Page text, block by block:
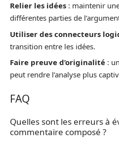
Relier les idées : maintenir
différentes parties de
Utiliser des connecteurs
transition entre les idées.
Faire preuve d’originalité :
peut rendre l’analyse plus
FAQ
Quelles sont les erreurs à
commentaire composé ?